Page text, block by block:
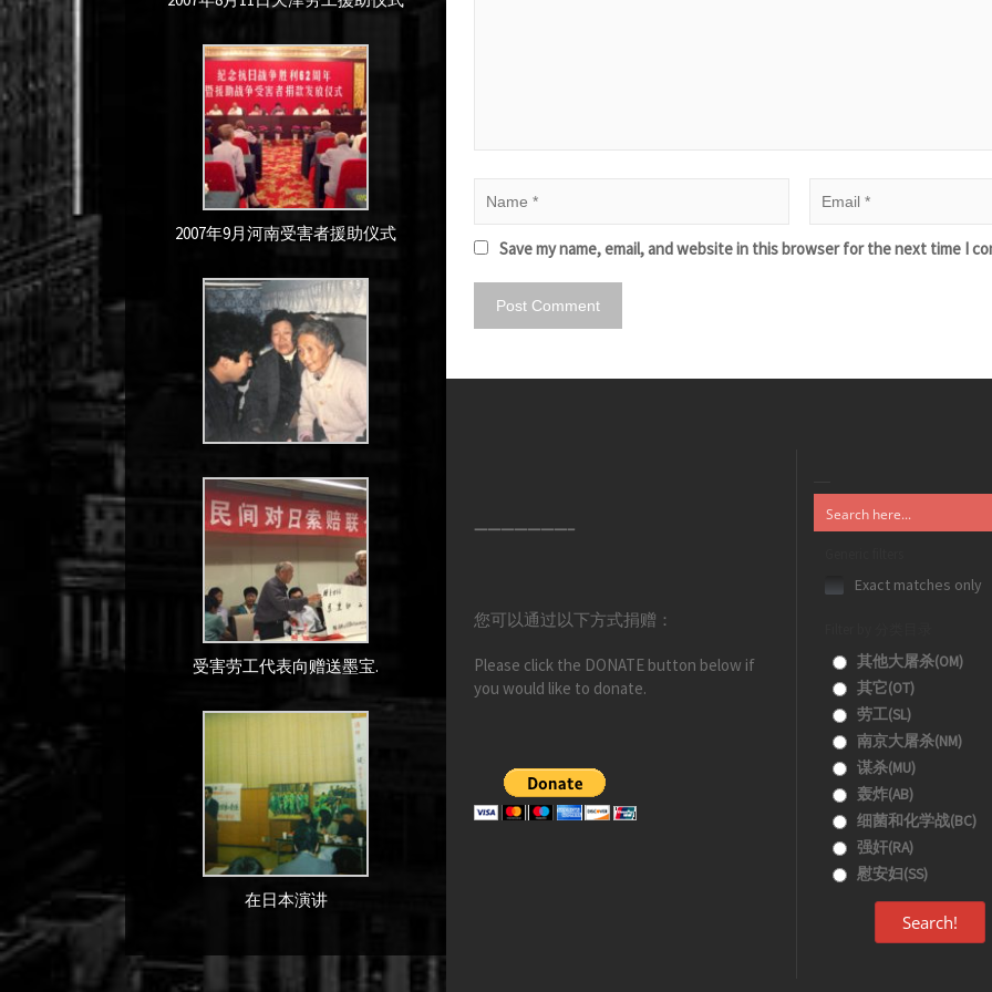
2007年9月河南受害者援助仪式
受害劳工代表向赠送墨宝.
在日本演讲
Save my name, email, and website in this browser for the next time I
———————–
您可以通过以下方式捐赠：
Please click the DONATE button below if
you would like to donate.
Exact matches only
其他大屠杀(OM)
其它(OT)
劳工(SL)
南京大屠杀(NM)
谋杀(MU)
轰炸(AB)
细菌和化学战(BC)
强奸(RA)
慰安妇(SS)
Search!